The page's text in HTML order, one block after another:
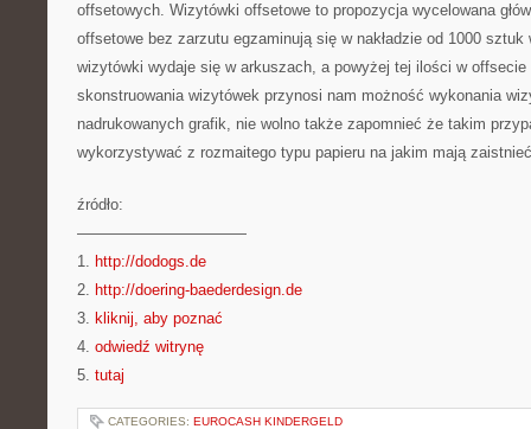
offsetowych. Wizytówki offsetowe to propozycja wycelowana
offsetowe bez zarzutu egzaminują się w nakładzie od 1000
wizytówki wydaje się w arkuszach, a powyżej tej ilości w
skonstruowania wizytówek przynosi nam możność wykonania
nadrukowanych grafik, nie wolno także zapomnieć że takim
wykorzystywać z rozmaitego typu papieru na jakim mają
źródło:
———————————
1. http://dodogs.de
2. http://doering-baederdesign.de
3. kliknij, aby poznać
4. odwiedź witrynę
5. tutaj
CATEGORIES: EUROCASH KINDERGELD